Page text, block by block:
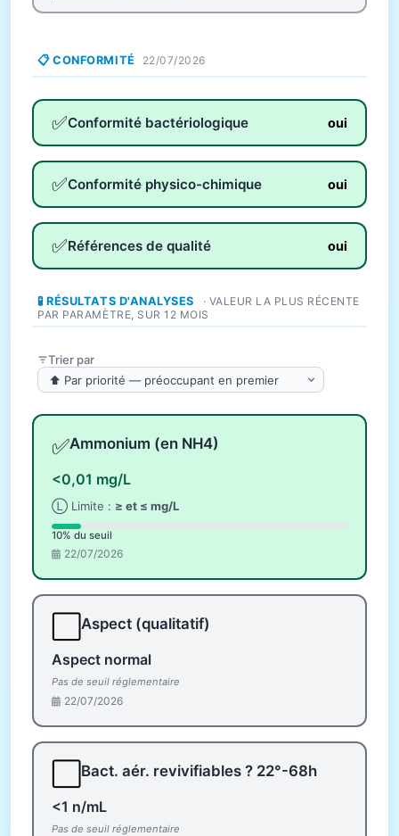
📋 CONFORMITÉ 22/07/2026
✅Conformité bactériologique oui
✅Conformité physico-chimique oui
✅Références de qualité oui
🧪 RÉSULTATS D'ANALYSES
· VALEUR LA PLUS RÉCENTE
PAR PARAMÈTRE, SUR 12 MOIS
Trier par
✅Ammonium (en NH4)
<0,01 mg/L
Ⓛ Limite : ≥ et ≤ mg/L
10% du seuil
22/07/2026
Aspect (qualitatif)
Aspect normal
Pas de seuil réglementaire
22/07/2026
Bact. aér. revivifiables ? 22°-68h
<1 n/mL
Pas de seuil réglementaire